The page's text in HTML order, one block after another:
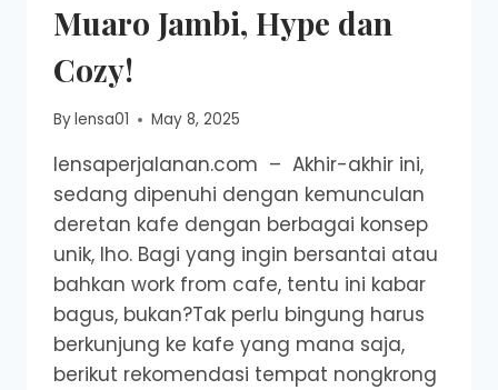
Muaro Jambi, Hype dan
Cozy!
Bylensa01 May 8, 2025
lensaperjalanan.com – Akhir-akhir ini,
sedang dipenuhi dengan kemunculan
deretan kafe dengan berbagai konsep
unik, lho. Bagi yang ingin bersantai atau
bahkan work from cafe, tentu ini kabar
bagus, bukan?Tak perlu bingung harus
berkunjung ke kafe yang mana saja,
berikut rekomendasi tempat nongkrong